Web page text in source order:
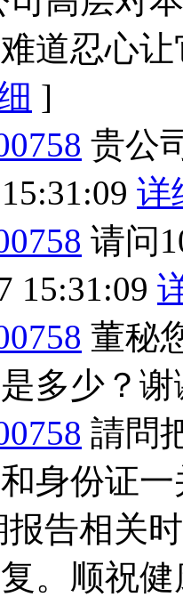
道忍心
]
贵公
详
请问
15:31:09
董秘
多少？
請問
身份证
告相关
。顺祝